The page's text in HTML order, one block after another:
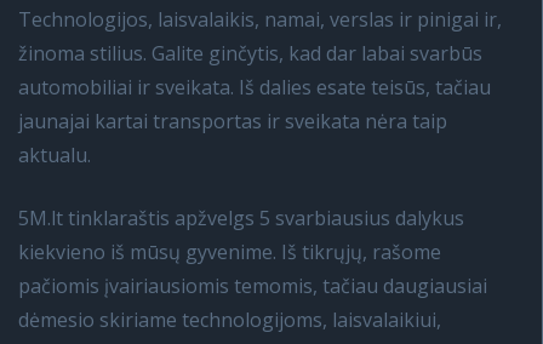
Technologijos, laisvalaikis, namai, verslas ir pinigai ir,
žinoma stilius. Galite ginčytis, kad dar labai svarbūs
automobiliai ir sveikata. Iš dalies esate teisūs, tačiau
jaunajai kartai transportas ir sveikata nėra taip
aktualu.
5M.lt tinklaraštis apžvelgs 5 svarbiausius dalykus
kiekvieno iš mūsų gyvenime. Iš tikrųjų, rašome
pačiomis įvairiausiomis temomis, tačiau daugiausiai
dėmesio skiriame technologijoms, laisvalaikiui,